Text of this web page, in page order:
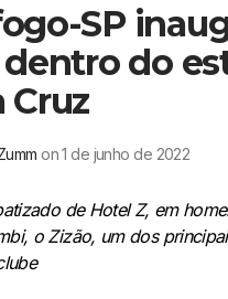
SP
do
Cruz
on 1 de junho de 2022
de Hotel Z, em
o Zizão, um dos